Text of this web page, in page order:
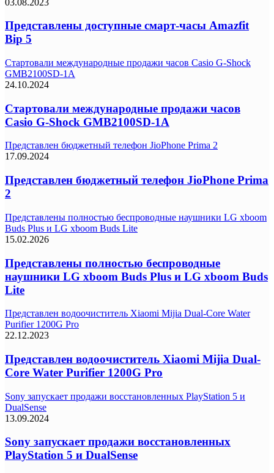
Представлены доступные смарт-часы Amazfit
Bip 5
Стартовали международные продажи часов Casio G-Shock
GMB2100SD-1A
24.10.2024
Стартовали международные продажи часов
Casio G-Shock GMB2100SD-1A
Представлен бюджетный телефон JioPhone Prima 2
17.09.2024
Представлен бюджетный телефон JioPhone Prima
2
Представлены полностью беспроводные наушники LG xboom
Buds Plus и LG xboom Buds Lite
15.02.2026
Представлены полностью беспроводные
наушники LG xboom Buds Plus и LG xboom Buds
Lite
Представлен водоочиститель Xiaomi Mijia Dual-Core Water
Purifier 1200G Pro
22.12.2023
Представлен водоочиститель Xiaomi Mijia Dual-
Core Water Purifier 1200G Pro
Sony запускает продажи восстановленных PlayStation 5 и
DualSense
13.09.2024
Sony запускает продажи восстановленных
PlayStation 5 и DualSense